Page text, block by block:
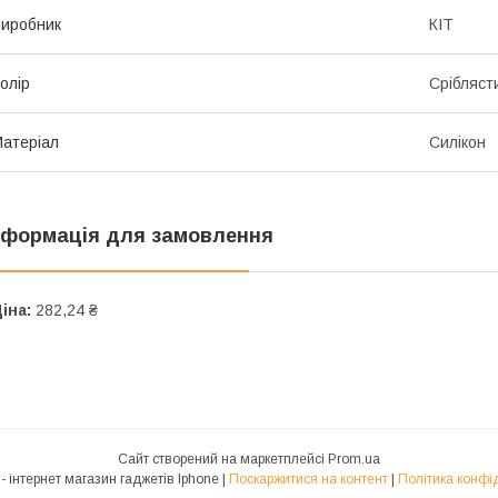
КІТ
Силікон
для замовлення
282,24 ₴
Сайт створений на маркетплейсі Prom.ua
Поскаржитися на контент Політика